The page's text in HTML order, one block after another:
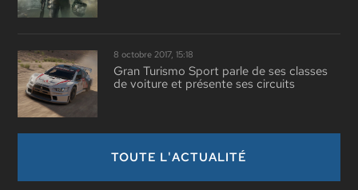
8 octobre 2017, 15:18
Gran Turismo Sport parle de ses classes
de voiture et présente ses circuits
TOUTE L'ACTUALITÉ